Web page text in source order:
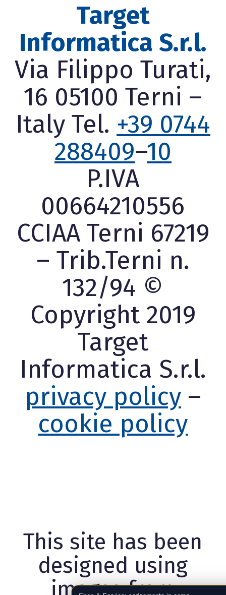
Target
Informatica S.r.l.
Via Filippo Turati,
16 05100 Terni –
Italy Tel. +39 0744
288409–10
P.IVA
00664210556
CCIAA Terni 67219
– Trib.Terni n.
132/94 ©
Copyright 2019
Target
Informatica S.r.l.
privacy policy –
cookie policy
This site has been
designed using
images from